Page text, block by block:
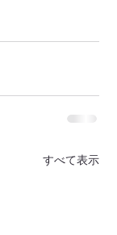
すべて表示